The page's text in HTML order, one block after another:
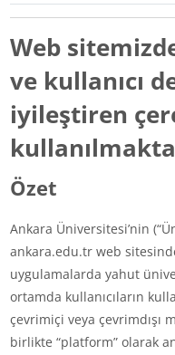
Web
ve kullanıcı
iyileştiren
Özet
Ankara Üniversitesi’nin
ankara.edu.tr web
uygulamalarda yahut
ortamda kullanıcıların
çevrimiçi veya çevrimdışı
birlikte “platform” olarak